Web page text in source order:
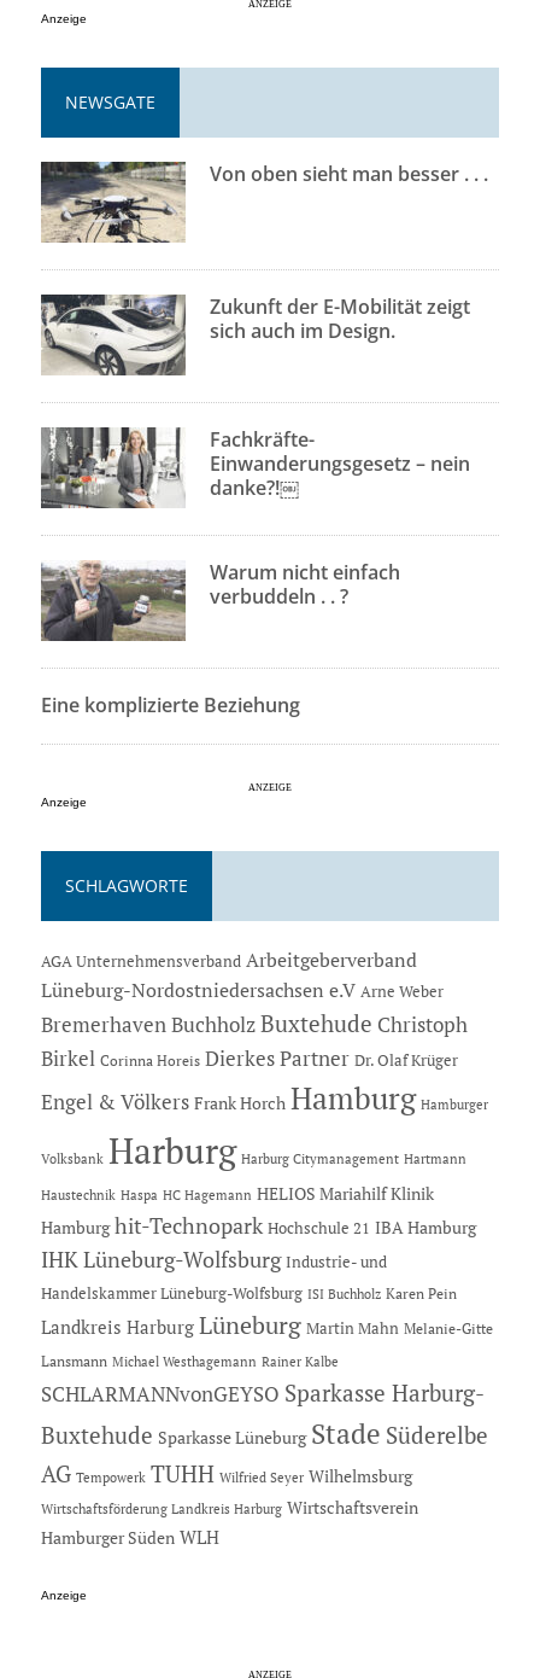
Anzeige
NEWSGATE
Von oben sieht man besser . . .
Zukunft der E-Mobilität zeigt
sich auch im Design.
Fachkräfte-
Einwanderungsgesetz – nein
danke?!￼
Warum nicht einfach
verbuddeln . . ?
Eine komplizierte Beziehung
Anzeige
SCHLAGWORTE
AGA Unternehmensverband Arbeitgeberverband
Lüneburg-Nordostniedersachsen e.V Arne Weber
Bremerhaven Buchholz Buxtehude Christoph
Birkel Corinna Horeis Dierkes Partner Dr. Olaf Krüger
Engel & Völkers Frank Horch Hamburg Hamburger
Volksbank Harburg Harburg Citymanagement Hartmann
Haustechnik Haspa HC Hagemann HELIOS Mariahilf Klinik
Hamburg hit-Technopark Hochschule 21 IBA Hamburg
IHK Lüneburg-Wolfsburg Industrie- und
Handelskammer Lüneburg-Wolfsburg ISI Buchholz Karen Pein
Landkreis Harburg Lüneburg Martin Mahn Melanie-Gitte
Lansmann Michael Westhagemann Rainer Kalbe
SCHLARMANNvonGEYSO Sparkasse Harburg-
Buxtehude Sparkasse Lüneburg Stade Süderelbe
AG Tempowerk TUHH Wilfried Seyer Wilhelmsburg
Wirtschaftsförderung Landkreis Harburg Wirtschaftsverein
Hamburger Süden WLH
Anzeige